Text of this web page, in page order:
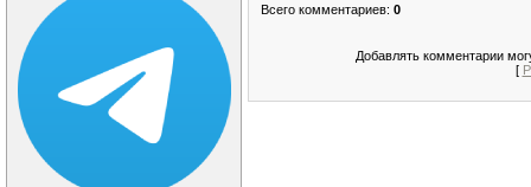
Всего комментариев: 0
Добавлять комментарии
[